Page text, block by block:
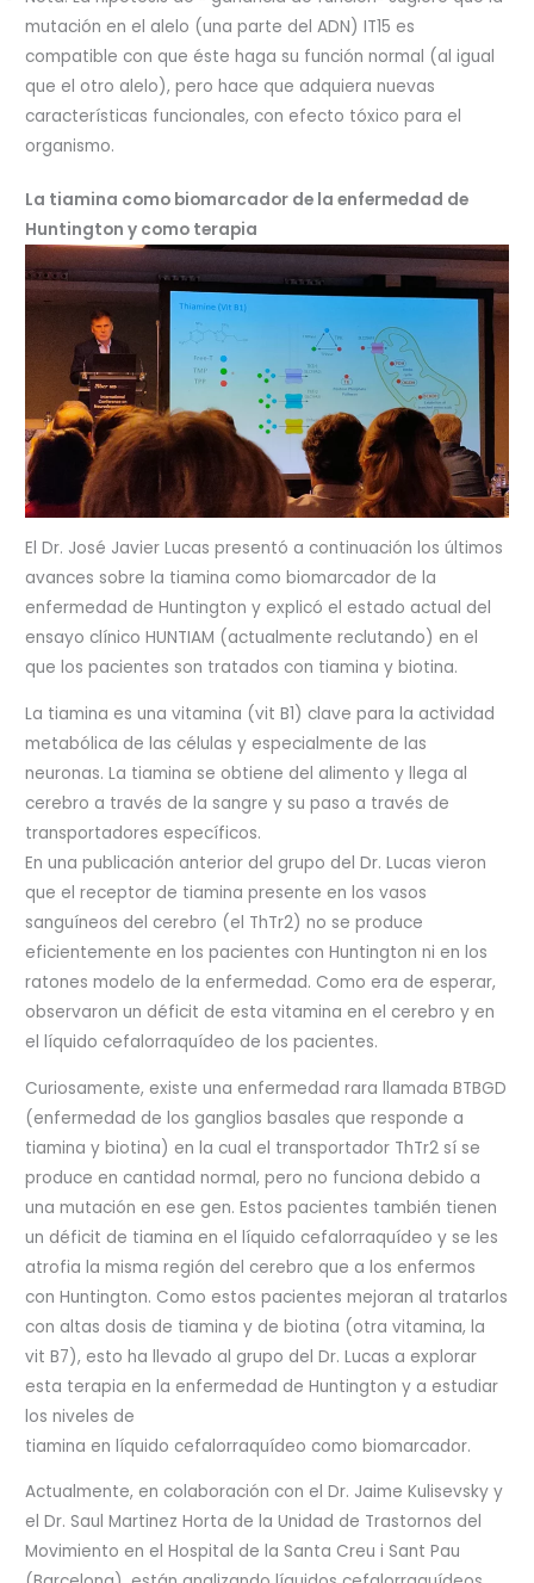
mutación en el alelo (una parte del ADN) IT15 es
compatible con que éste haga su función normal (al igual
que el otro alelo), pero hace que adquiera nuevas
características funcionales, con efecto tóxico para el
organismo.
La tiamina como biomarcador de la enfermedad de
Huntington y como terapia
El Dr. José Javier Lucas presentó a continuación los últimos
avances sobre la tiamina como biomarcador de la
enfermedad de Huntington y explicó el estado actual del
ensayo clínico HUNTIAM (actualmente reclutando) en el
que los pacientes son tratados con tiamina y biotina.
La tiamina es una vitamina (vit B1) clave para la actividad
metabólica de las células y especialmente de las
neuronas. La tiamina se obtiene del alimento y llega al
cerebro a través de la sangre y su paso a través de
transportadores específicos.
En una publicación anterior del grupo del Dr. Lucas vieron
que el receptor de tiamina presente en los vasos
sanguíneos del cerebro (el ThTr2) no se produce
eficientemente en los pacientes con Huntington ni en los
ratones modelo de la enfermedad. Como era de esperar,
observaron un déficit de esta vitamina en el cerebro y en
el líquido cefalorraquídeo de los pacientes.
Curiosamente, existe una enfermedad rara llamada BTBGD
(enfermedad de los ganglios basales que responde a
tiamina y biotina) en la cual el transportador ThTr2 sí se
produce en cantidad normal, pero no funciona debido a
una mutación en ese gen. Estos pacientes también tienen
un déficit de tiamina en el líquido cefalorraquídeo y se les
atrofia la misma región del cerebro que a los enfermos
con Huntington. Como estos pacientes mejoran al tratarlos
con altas dosis de tiamina y de biotina (otra vitamina, la
vit B7), esto ha llevado al grupo del Dr. Lucas a explorar
esta terapia en la enfermedad de Huntington y a estudiar
los niveles de
tiamina en líquido cefalorraquídeo como biomarcador.
Actualmente, en colaboración con el Dr. Jaime Kulisevsky y
el Dr. Saul Martinez Horta de la Unidad de Trastornos del
Movimiento en el Hospital de la Santa Creu i Sant Pau